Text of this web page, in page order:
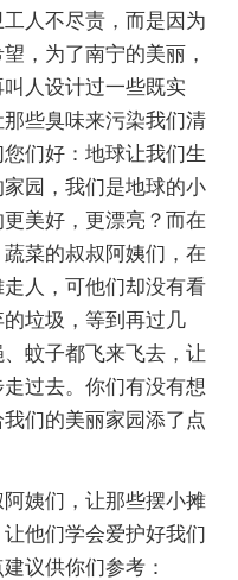
人不尽责，而是因为
，为了南宁的美丽，
人设计过一些既实
些臭味来污染我们清
们好：地球让我们生
园，我们是地球的小
美好，更漂亮？而在
菜的叔叔阿姨们，在
人，可他们却没有看
垃圾，等到再过几
蚊子都飞来飞去，让
过去。你们有没有想
们的美丽家园添了点
姨们，让那些摆小摊
他们学会爱护好我们
议供你们参考：